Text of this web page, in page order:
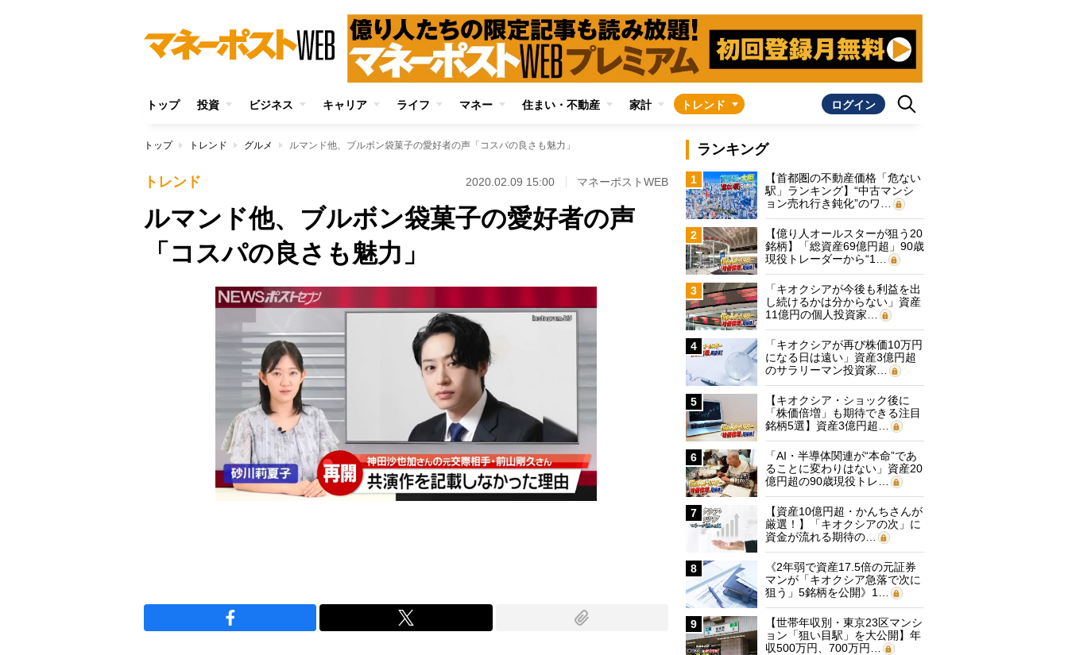
トップ 投資 ビジネス キャリア ライフ マネー 住まい・不動産 家計 トレンド ログイン
トップ トレンド グルメ ルマンド他、ブルボン袋菓子の愛好者の声「コスパの良さも魅力」
トレンド 2020.02.09 15:00 マネーポストWEB
ルマンド他、ブルボン袋菓子の愛好者の声
「コスパの良さも魅力」
ランキング
1
【首都圏の不動産価格「危ない
駅」ランキング】“中古マンシ
ョン売れ行き鈍化”のワ…
2
【億り人オールスターが狙う20
銘柄】「総資産69億円超」90歳
現役トレーダーから“1…
3
「キオクシアが今後も利益を出
し続けるかは分からない」資産
11億円の個人投資家…
4
「キオクシアが再び株価10万円
になる日は遠い」資産3億円超
のサラリーマン投資家…
5
【キオクシア・ショック後に
「株価倍増」も期待できる注目
銘柄5選】資産3億円超…
6
「AI・半導体関連が“本命”であ
ることに変わりはない」資産20
億円超の90歳現役トレ…
7
【資産10億円超・かんちさんが
厳選！】「キオクシアの次」に
資金が流れる期待の…
8
《2年弱で資産17.5倍の元証券
マンが「キオクシア急落で次に
狙う」5銘柄を公開》1…
9
【世帯年収別・東京23区マンシ
ョン「狙い目駅」を大公開】年
収500万円、700万円…